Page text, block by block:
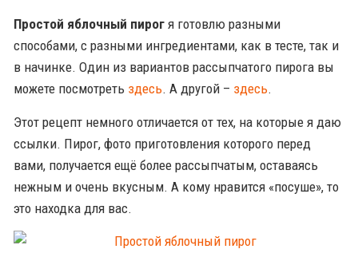
Простой яблочный пирог я готовлю разными
способами, с разными ингредиентами, как в тесте, так и
в начинке. Один из вариантов рассыпчатого пирога вы
можете посмотреть здесь. А другой – здесь.
Этот рецепт немного отличается от тех, на которые я даю
ссылки. Пирог, фото приготовления которого перед
вами, получается ещё более рассыпчатым, оставаясь
нежным и очень вкусным. А кому нравится «посуше», то
это находка для вас.